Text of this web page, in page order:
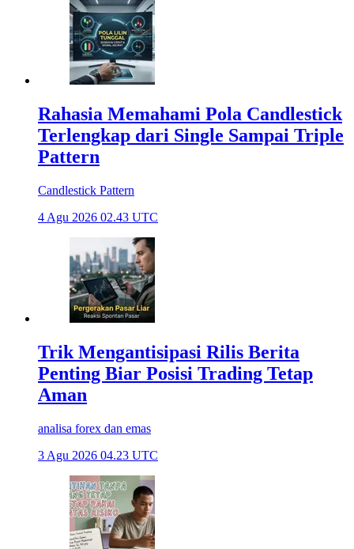
Rahasia Memahami Pola Candlestick
Terlengkap dari Single Sampai Triple
Pattern
Candlestick Pattern
4 Agu 2026 02.43 UTC
Trik Mengantisipasi Rilis Berita
Penting Biar Posisi Trading Tetap
Aman
analisa forex dan emas
3 Agu 2026 04.23 UTC